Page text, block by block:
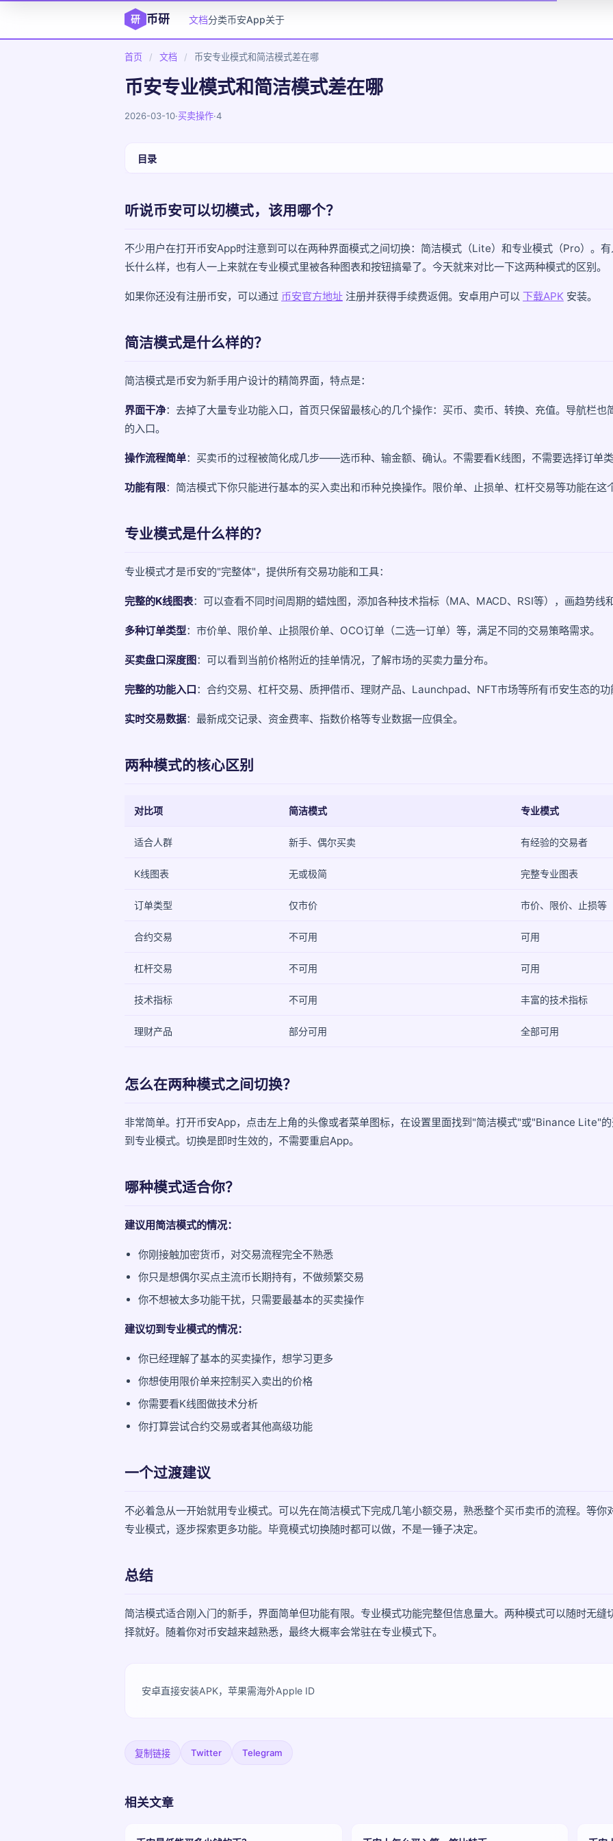
研 币研 文档分类币安App关于
首页 / 文档 / 币安专业模式和简洁模式差在哪
币安专业模式和简洁模式差在哪
2026-03-10·买卖操作·4
目录
简洁模式是什么样的？
专业模式是什么样的？
两种模式的核心区别
怎么在两种模式之间切换？
哪种模式适合你？
听说币安可以切模式，该用哪个？
不少用户在打开币安App时注意到可以在两种界面模式之间切换：简洁模式（Lite）和专业模式（Pro）。
长什么样，也有人一上来就在专业模式里被各种图表和按钮搞晕了。今天就来对比一下这两种模式的区别。
如果你还没有注册币安，可以通过 币安官方地址 注册并获得手续费返佣。安卓用户可以 下载APK 安装。
简洁模式是什么样的？
简洁模式是币安为新手用户设计的精简界面，特点是：
界面干净：去掉了大量专业功能入口，首页只保留最核心的几个操作：买币、卖币、转换、充值。导航栏
的入口。
操作流程简单：买卖币的过程被简化成几步——选币种、输金额、确认。不需要看K线图，不需要选择订单
功能有限：简洁模式下你只能进行基本的买入卖出和币种兑换操作。限价单、止损单、杠杆交易等功能在这
专业模式是什么样的？
专业模式才是币安的"完整体"，提供所有交易功能和工具：
完整的K线图表：可以查看不同时间周期的蜡烛图，添加各种技术指标（MA、MACD、RSI等），画趋势线
多种订单类型：市价单、限价单、止损限价单、OCO订单（二选一订单）等，满足不同的交易策略需求。
买卖盘口深度图：可以看到当前价格附近的挂单情况，了解市场的买卖力量分布。
完整的功能入口：合约交易、杠杆交易、质押借币、理财产品、Launchpad、NFT市场等所有币安生态的功
实时交易数据：最新成交记录、资金费率、指数价格等专业数据一应俱全。
两种模式的核心区别
对比项 简洁模式 专业模式
适合人群 新手、偶尔买卖 有经验的交易者
K线图表 无或极简 完整专业图表
订单类型 仅市价 市价、限价、止损等
合约交易 不可用 可用
杠杆交易 不可用 可用
技术指标 不可用 丰富的技术指标
理财产品 部分可用 全部可用
怎么在两种模式之间切换？
非常简单。打开币安App，点击左上角的头像或者菜单图标，在设置里面找到"简洁模式"或"Binance Lite"
到专业模式。切换是即时生效的，不需要重启App。
哪种模式适合你？
建议用简洁模式的情况：
你刚接触加密货币，对交易流程完全不熟悉
你只是想偶尔买点主流币长期持有，不做频繁交易
你不想被太多功能干扰，只需要最基本的买卖操作
建议切到专业模式的情况：
你已经理解了基本的买卖操作，想学习更多
你想使用限价单来控制买入卖出的价格
你需要看K线图做技术分析
你打算尝试合约交易或者其他高级功能
一个过渡建议
不必着急从一开始就用专业模式。可以先在简洁模式下完成几笔小额交易，熟悉整个买币卖币的流程。等
专业模式，逐步探索更多功能。毕竟模式切换随时都可以做，不是一锤子决定。
总结
简洁模式适合刚入门的新手，界面简单但功能有限。专业模式功能完整但信息量大。两种模式可以随时无
择就好。随着你对币安越来越熟悉，最终大概率会常驻在专业模式下。
安卓直接安装APK，苹果需海外Apple ID
复制链接 Twitter Telegram
相关文章